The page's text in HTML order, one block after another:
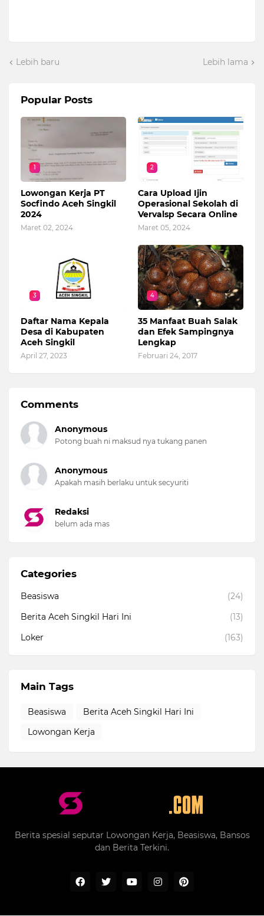
Lebih baru Lebih lama
Popular Posts
1
Lowongan Kerja PT
Socfindo Aceh Singkil
2024
Maret 02, 2024
2
Cara Upload Ijin
Operasional Sekolah di
Vervalsp Secara Online
Maret 05, 2024
3
Daftar Nama Kepala
Desa di Kabupaten
Aceh Singkil
April 27, 2023
4
35 Manfaat Buah Salak
dan Efek Sampingnya
Lengkap
Februari 24, 2017
Comments
Anonymous
Potong buah ni maksud nya tukang panen
Anonymous
Apakah masih berlaku untuk secyuriti
Redaksi
belum ada mas
Categories
Beasiswa
(24)
Berita Aceh Singkil Hari Ini
(13)
Loker
(163)
Main Tags
Beasiswa
Berita Aceh Singkil Hari Ini
Lowongan Kerja
Berita spesial seputar Lowongan Kerja, Beasiswa, Bansos
dan Berita Terkini.